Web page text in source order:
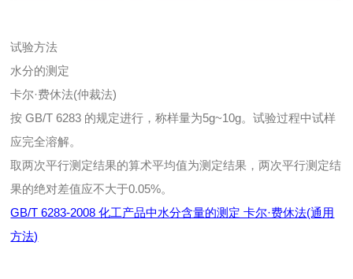
试验方法
水分的测定
卡尔·费休法(仲裁法)
按 GB/T 6283 的规定进行，称样量为5g~10g。试验过程中试样
应完全溶解。
取两次平行测定结果的算术平均值为测定结果，两次平行测定结
果的绝对差值应不大于0.05%。
GB/T 6283-2008 化工产品中水分含量的测定 卡尔·费休法(通用
方法)